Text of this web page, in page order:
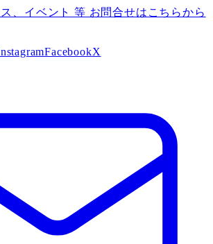
、イベント 等 お問合せはこちらから
FacebookX